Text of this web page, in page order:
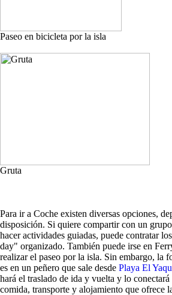
Paseo en bicicleta por la isla
Gruta
Para ir a Coche existen diversas opciones,
disposición. Si quiere compartir con un
hacer actividades guiadas, puede contratar
day" organizado. También puede irse en
realizar el paseo por la isla. Sin embargo, la
es en un peñero que sale desde Playa El
hará el traslado de ida y vuelta y lo
comida, transporte y alojamiento que ofrece